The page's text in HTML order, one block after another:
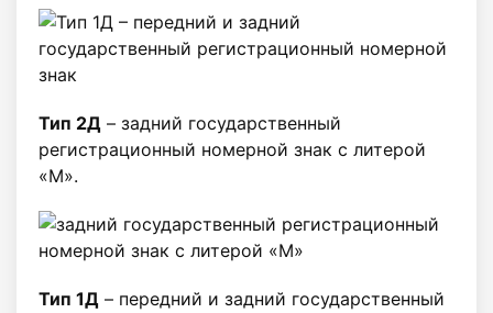
Тип 2Д – задний государственный
регистрационный номерной знак c литерой
«М».
Тип 1Д – передний и задний государственный